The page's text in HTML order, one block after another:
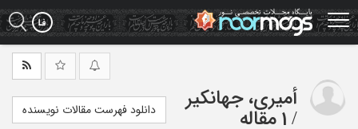
Skip
to
main
أمیری، جهانکیر
/ 1 مقاله دانلود فهرست مقالات نویسنده